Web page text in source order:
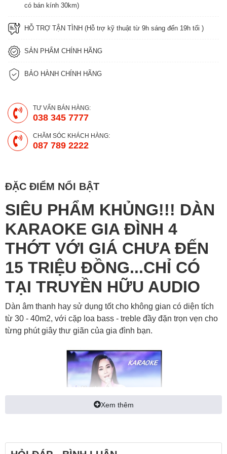
có bán kính 30km)
HỖ TRỢ TẬN TÌNH (Hỗ trợ kỹ thuật từ 9h sáng đến 19h tối )
SẢN PHẨM CHÍNH HÃNG
BẢO HÀNH CHÍNH HÃNG
TƯ VẤN BÁN HÀNG:
038 345 7777
CHĂM SÓC KHÁCH HÀNG:
087 789 2222
ĐẶC ĐIỂM NỔI BẬT
SIÊU PHẨM KHỦNG!!! DÀN
KARAOKE GIA ĐÌNH 4
THỚT VỚI GIÁ CHƯA ĐẾN
15 TRIỆU ĐỒNG...CHỈ CÓ
TẠI TRUYỀN HỮU AUDIO
Dàn âm thanh hay sử dụng tốt cho không gian có diện tích
từ 30 - 40m2, với cặp loa bass - treble đầy đặn trọn vẹn cho
từng phút giây thư giãn của gia đình bạn.
Xem thêm